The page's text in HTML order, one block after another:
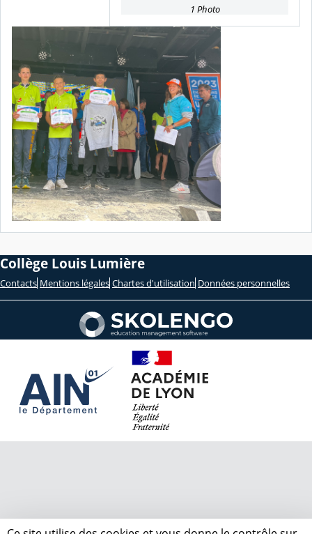
1 Photo
Collège Louis Lumière
Contacts Mentions légales Chartes d'utilisation Données personnelles